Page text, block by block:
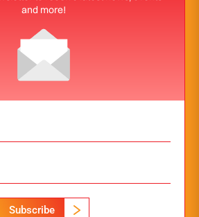
and more!
Subscribe